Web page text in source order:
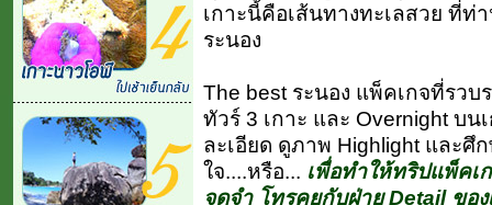
เกาะนี้คือเส้นทางทะเลสวย ที่ท่
ระนอง
The best ระนอง แพ็คเกจที่รวบ
ทัวร์ 3 เกาะ และ Overnight บ
ละเอียด ดูภาพ Highlight และศึ
ใจ....หรือ... เพื่อทำให้ทริปแพ็คเ
จดจำ โทรคุยกับฝ่าย Detail ขอ